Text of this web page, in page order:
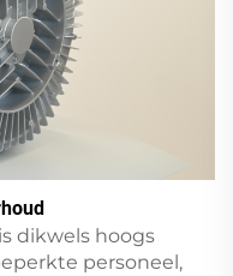
dikwels hoogs
personeel,